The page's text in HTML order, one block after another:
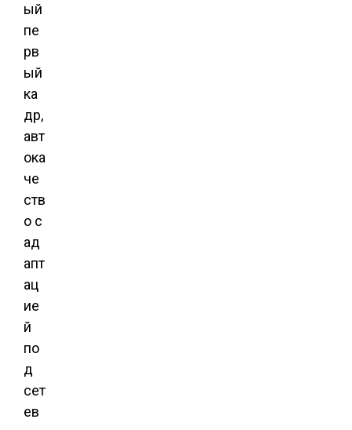
ый
пе
рв
ый
ка
др,
авт
ока
че
ств
о с
ад
апт
ац
ие
й
по
д
сет
ев